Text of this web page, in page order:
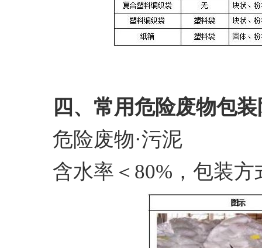
四、常用危险废物包
危险废物·污泥
含水率＜80%，包装